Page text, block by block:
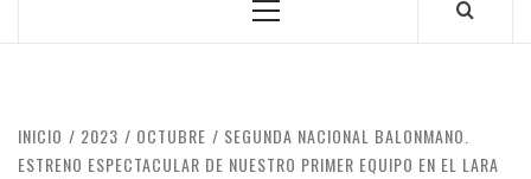
POLANENS
Menú
INICIO 2023 OCTUBRE
SEGUNDA NACIONAL BALONMANO.
ESTRENO ESPECTACULAR DE NUESTRO PRIMER EQUIPO EN EL LARA